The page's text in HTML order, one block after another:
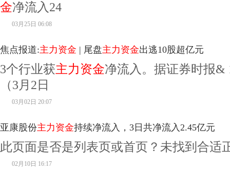
金净流入24
03月25日 06:08
焦点报道:主力资金 | 尾盘主力资金出逃10股超亿元
3个行业获主力资金净流入。据证券时报&
（3月2日
03月02日 20:07
亚康股份主力资金持续净流入，3日共净流入2.45亿元
此页面是否是列表页或首页？未找到合适
02月10日 16:17